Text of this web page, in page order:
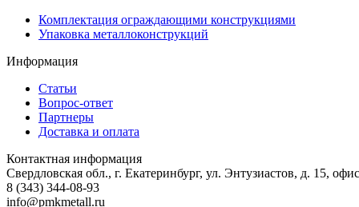
Комплектация ограждающими конструкциями
Упаковка металлоконструкций
Информация
Статьи
Вопрос-ответ
Партнеры
Доставка и оплата
Контактная информация
Свердловская обл., г. Екатеринбург, ул. Энтузиастов, д. 15,
8 (343) 344-08-93
info@pmkmetall.ru